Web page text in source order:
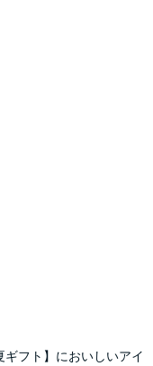
ギフト】においしいアイ